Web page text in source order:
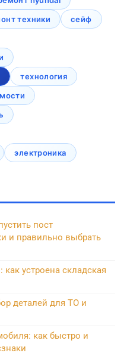
техники
сейф
технология
электроника
пост
и правильно выбрать
устроена складская
деталей для ТО и
как быстро и